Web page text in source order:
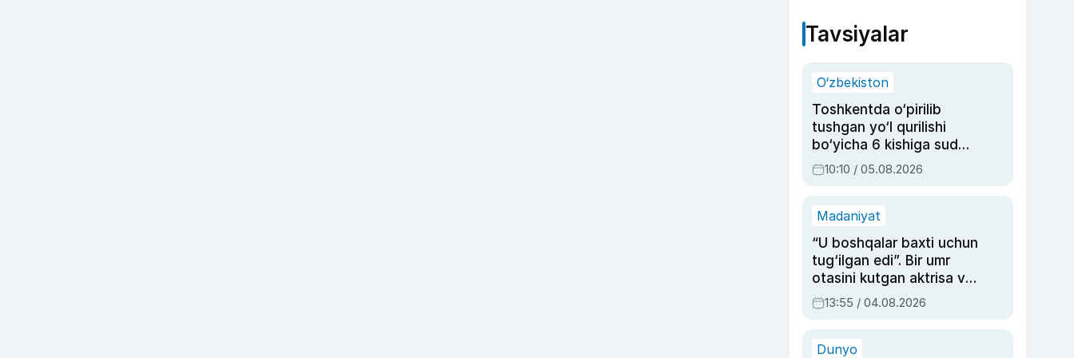
Tavsiyalar
O‘zbekiston
Toshkentda o‘pirilib
tushgan yo‘l qurilishi
bo‘yicha 6 kishiga sud
hukmi o‘qildi
10:10 / 05.08.2026
Madaniyat
“U boshqalar baxti uchun
tug‘ilgan edi”. Bir umr
otasini kutgan aktrisa va
dublyaj ustasi Rimma
Ahmedovaning
13:55 / 04.08.2026
Dunyo